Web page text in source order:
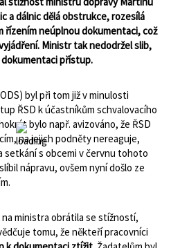
a dálnic dělá obstrukce, rozesílá
řízením neúplnou dokumentaci, což
Ministr tak nedodržel slib,
přístup.
byl při tom již v minulosti
ŘSD k účastníkům schvalovacího
bylo např. avizováno, že ŘSD
na jejich podněty nereaguje,
setkání s obcemi v červnu tohoto
nápravu, ovšem nyní došlo ze
ministra obrátila se stížností,
tomu, že někteří pracovníci